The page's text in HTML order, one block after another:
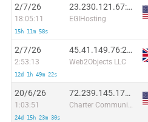
2/7/26
18:05:11
15h 11m 58s
23.230.121.67:25444
EGIHosting
2/7/26
2:53:13
12d 1h 49m 22s
45.41.149.76:26564
Web2Objects LLC
20/6/26
1:03:51
24d 15h 23m 30s
72.239.145.177:48865
Charter Communications